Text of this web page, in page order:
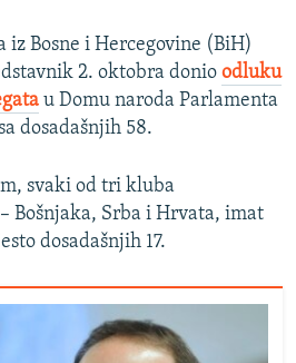
iz Bosne i Hercegovine (BiH)
2. oktobra donio odluku
u Domu naroda Parlamenta
dosadašnjih 58.
svaki od tri kluba
Bošnjaka, Srba i Hrvata, imat
dosadašnjih 17.